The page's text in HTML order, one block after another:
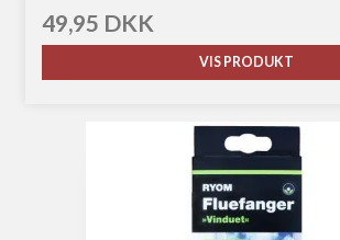
49,95 DKK
VIS PRODUKT